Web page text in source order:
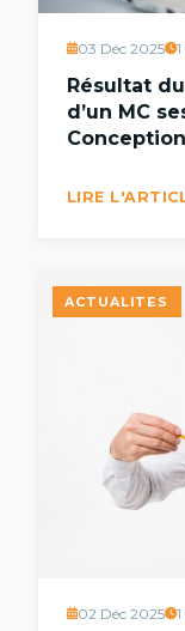
03 Déc 2025
Résultat
d’un MC
LIRE
ACTUALITES
02 Déc 2025